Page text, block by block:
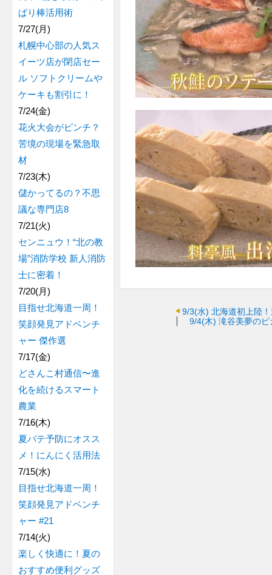
9/3(水) 北海道初上陸
9/4(木) 滝谷美夢の
ぱり棒活用術
7/27(月)
札幌中心部の人気ス
イーツ店が閉店セー
ル ソフトクリームや
ケーキも割引に！
7/24(金)
花火大会がピンチ？
苦境の現場を緊急取
材
7/23(木)
儲かってるの？不思
議な専門店8
7/21(火)
センニュウ！“北の教
場”消防学校 新人消防
士に密着！
7/20(月)
目指せ北海道一周！
笑顔発見アドベンチ
ャー 傑作選
7/17(金)
どさんこ村通信〜進
化を続けるスマート
農業
7/16(木)
夏バテ予防にオスス
メ！にんにく活用法
7/15(水)
目指せ北海道一周！
笑顔発見アドベンチ
ャー #21
7/14(火)
楽しく快適に！夏の
おすすめ便利グッズ